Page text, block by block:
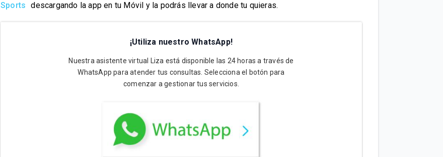
Sports
descargando la app en tu Móvil y la podrás llevar a donde tu quieras.
¡Utiliza nuestro WhatsApp!
Nuestra asistente virtual Liza está disponible las 24 horas a través de
WhatsApp para atender tus consultas. Selecciona el botón para
comenzar a gestionar tus servicios.